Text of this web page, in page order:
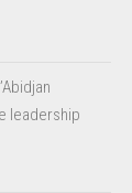
leadership